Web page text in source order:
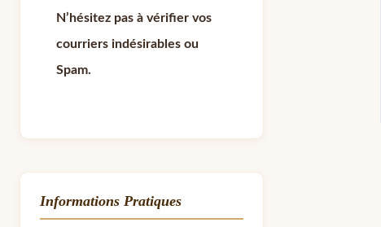
N’hésitez pas à vérifier vos
courriers indésirables ou
Spam.
Informations Pratiques